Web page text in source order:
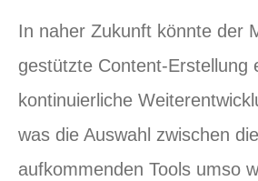
In naher Zukunft könnte der
gestützte Content-Erstellung
kontinuierliche
was die Auswahl zwischen
aufkommenden Tools umso